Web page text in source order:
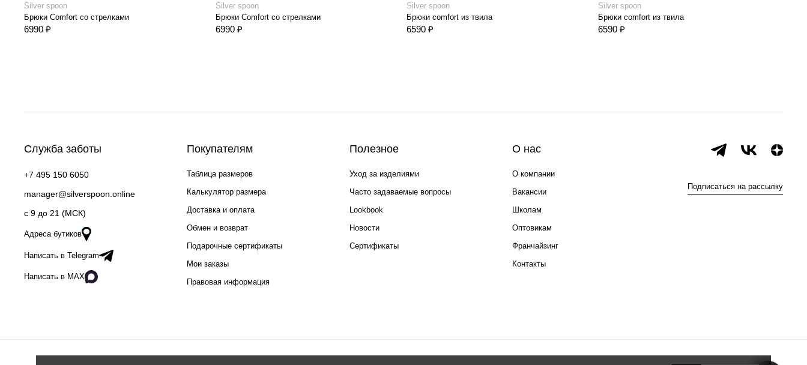
Silver spoon
Брюки Comfort со стрелками
6990 ₽
Silver spoon
Брюки Comfort со стрелками
6990 ₽
Silver spoon
Брюки comfort из твила
6590 ₽
Silver spoon
Брюки comfort из твила
6590 ₽
Служба заботы
+7 495 150 6050
manager@silverspoon.online
c 9 до 21 (МСК)
Адреса бутиков
Написать в Telegram
Написать в MAX
Покупателям
Таблица размеров
Калькулятор размера
Доставка и оплата
Обмен и возврат
Подарочные сертификаты
Мои заказы
Правовая информация
Полезное
Уход за изделиями
Часто задаваемые вопросы
Lookbook
Новости
Сертификаты
О нас
О компании
Вакансии
Школам
Оптовикам
Франчайзинг
Контакты
Подписаться на рассылку